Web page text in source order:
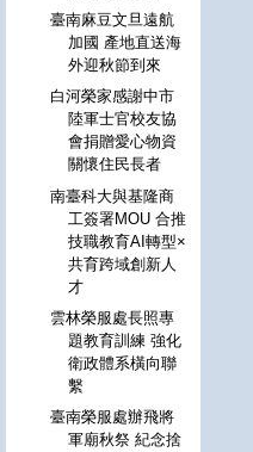
臺南麻豆文旦遠航
加國 產地直送海
外迎秋節到來
白河榮家感謝中市
陸軍士官校友協
會捐贈愛心物資
關懷住民長者
南臺科大與基隆商
工簽署MOU 合推
技職教育AI轉型×
共育跨域創新人
才
雲林榮服處長照專
題教育訓練 強化
衛政體系橫向聯
繫
臺南榮服處辦飛將
軍廟秋祭 紀念捨